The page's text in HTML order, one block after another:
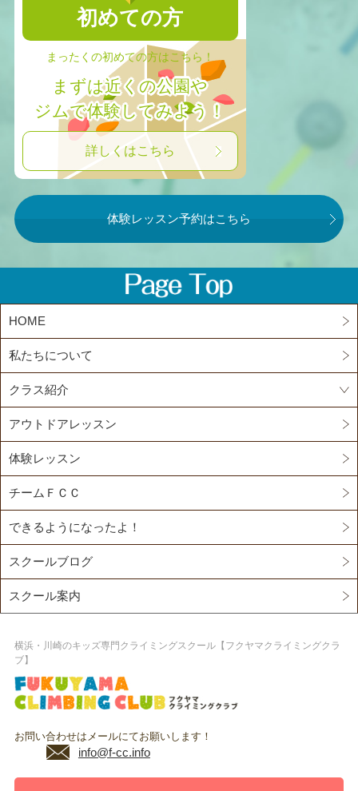
初めての方
まったくの初めての方はこちら！
まずは近くの公園や
ジムで体験してみよう！
詳しくはこちら
体験レッスン予約はこちら
HOME
私たちについて
クラス紹介
アウトドアレッスン
体験レッスン
チームＦＣＣ
できるようになったよ！
スクールブログ
スクール案内
横浜・川崎のキッズ専門クライミングスクール【フクヤマクライミングクラ
ブ】
お問い合わせはメールにてお願いします！
info@f-cc.info